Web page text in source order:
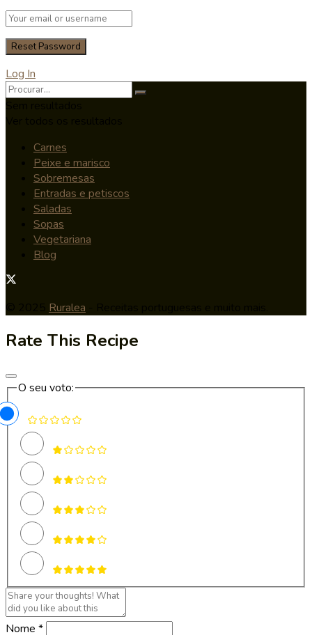
Log In
Carnes
Peixe e marisco
Sobremesas
Entradas e petiscos
Saladas
Sopas
Vegetariana
Blog
Ruralea
Rate This Recipe
O seu voto:
Nome *